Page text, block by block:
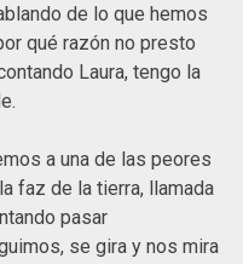
de lo que hemos
qué razón no presto
Laura, tengo la
a una de las peores
faz de la tierra, llamada
pasar
se gira y nos mira